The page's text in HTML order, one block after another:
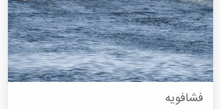
فشافویه